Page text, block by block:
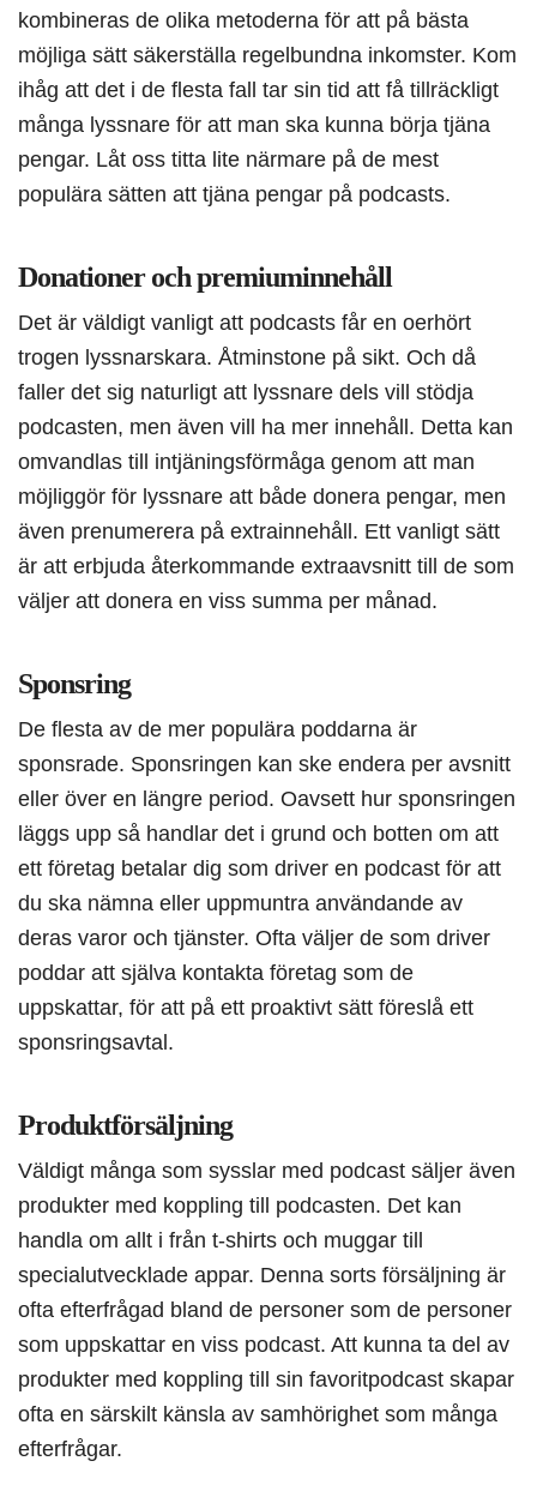
kombineras de olika metoderna för att på bästa
möjliga sätt säkerställa regelbundna inkomster. Kom
ihåg att det i de flesta fall tar sin tid att få tillräckligt
många lyssnare för att man ska kunna börja tjäna
pengar. Låt oss titta lite närmare på de mest
populära sätten att tjäna pengar på podcasts.
Donationer och premiuminnehåll
Det är väldigt vanligt att podcasts får en oerhört
trogen lyssnarskara. Åtminstone på sikt. Och då
faller det sig naturligt att lyssnare dels vill stödja
podcasten, men även vill ha mer innehåll. Detta kan
omvandlas till intjäningsförmåga genom att man
möjliggör för lyssnare att både donera pengar, men
även prenumerera på extrainnehåll. Ett vanligt sätt
är att erbjuda återkommande extraavsnitt till de som
väljer att donera en viss summa per månad.
Sponsring
De flesta av de mer populära poddarna är
sponsrade. Sponsringen kan ske endera per avsnitt
eller över en längre period. Oavsett hur sponsringen
läggs upp så handlar det i grund och botten om att
ett företag betalar dig som driver en podcast för att
du ska nämna eller uppmuntra användande av
deras varor och tjänster. Ofta väljer de som driver
poddar att själva kontakta företag som de
uppskattar, för att på ett proaktivt sätt föreslå ett
sponsringsavtal.
Produktförsäljning
Väldigt många som sysslar med podcast säljer även
produkter med koppling till podcasten. Det kan
handla om allt i från t-shirts och muggar till
specialutvecklade appar. Denna sorts försäljning är
ofta efterfrågad bland de personer som de personer
som uppskattar en viss podcast. Att kunna ta del av
produkter med koppling till sin favoritpodcast skapar
ofta en särskilt känsla av samhörighet som många
efterfrågar.